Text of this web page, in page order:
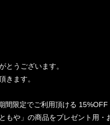
とうございます。
きます。
限定でご利用頂ける 15%OFF
もや」の商品をプレゼント用・